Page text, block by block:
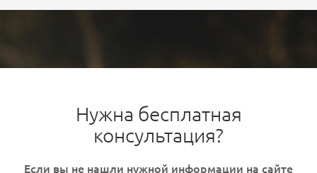
Нужна бесплатная
консультация?